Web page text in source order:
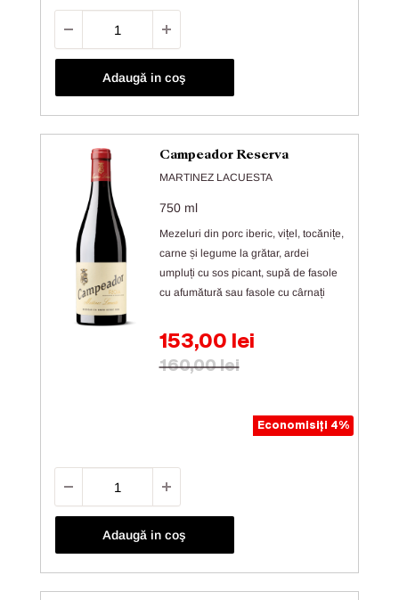
Adaugă in coş
Campeador Reserva
MARTINEZ LACUESTA
750 ml
Mezeluri din porc iberic, vițel, tocănițe,
carne și legume la grătar, ardei
umpluți cu sos picant, supă de fasole
cu afumătură sau fasole cu cârnați
Preț de vânzare
153,00 lei
Preț obișnuit
160,00 lei
Economisiți 4%
Adaugă in coş